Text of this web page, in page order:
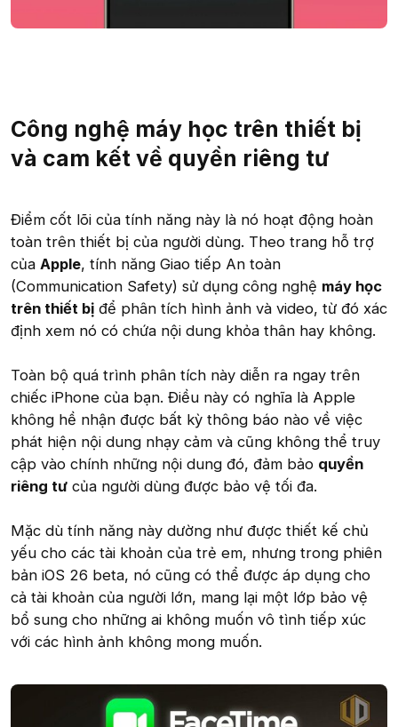
Công nghệ máy học trên thiết bị
và cam kết về quyền riêng tư
Điểm cốt lõi của tính năng này là nó hoạt động hoàn
toàn trên thiết bị của người dùng. Theo trang hỗ trợ
của Apple, tính năng Giao tiếp An toàn
(Communication Safety) sử dụng công nghệ máy học
trên thiết bị để phân tích hình ảnh và video, từ đó xác
định xem nó có chứa nội dung khỏa thân hay không.
Toàn bộ quá trình phân tích này diễn ra ngay trên
chiếc iPhone của bạn. Điều này có nghĩa là Apple
không hề nhận được bất kỳ thông báo nào về việc
phát hiện nội dung nhạy cảm và cũng không thể truy
cập vào chính những nội dung đó, đảm bảo quyền
riêng tư của người dùng được bảo vệ tối đa.
Mặc dù tính năng này dường như được thiết kế chủ
yếu cho các tài khoản của trẻ em, nhưng trong phiên
bản iOS 26 beta, nó cũng có thể được áp dụng cho
cả tài khoản của người lớn, mang lại một lớp bảo vệ
bổ sung cho những ai không muốn vô tình tiếp xúc
với các hình ảnh không mong muốn.